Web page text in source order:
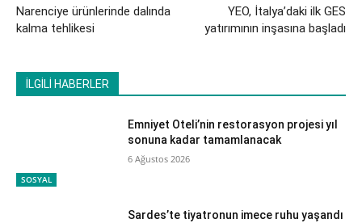
Narenciye ürünlerinde dalında
kalma tehlikesi
YEO, İtalya’daki ilk GES
yatırımının inşasına başladı
İLGİLİ HABERLER
SOSYAL
Emniyet Oteli’nin restorasyon projesi yıl
sonuna kadar tamamlanacak
6 Ağustos 2026
Sardes’te tiyatronun imece ruhu yaşandı